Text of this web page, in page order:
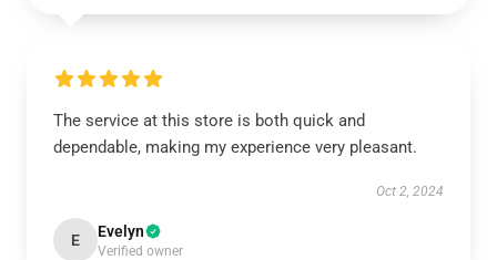
The service at this store is both quick and
dependable, making my experience very pleasant.
Oct 2, 2024
E Evelyn
Verified owner